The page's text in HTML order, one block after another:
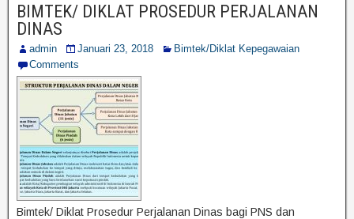
BIMTEK/ DIKLAT PROSEDUR PERJALANAN
DINAS
admin Januari 23, 2018
Bimtek/Diklat Kepegawaian
Comments
Bimtek/ Diklat Prosedur Perjalanan Dinas bagi PNS dan